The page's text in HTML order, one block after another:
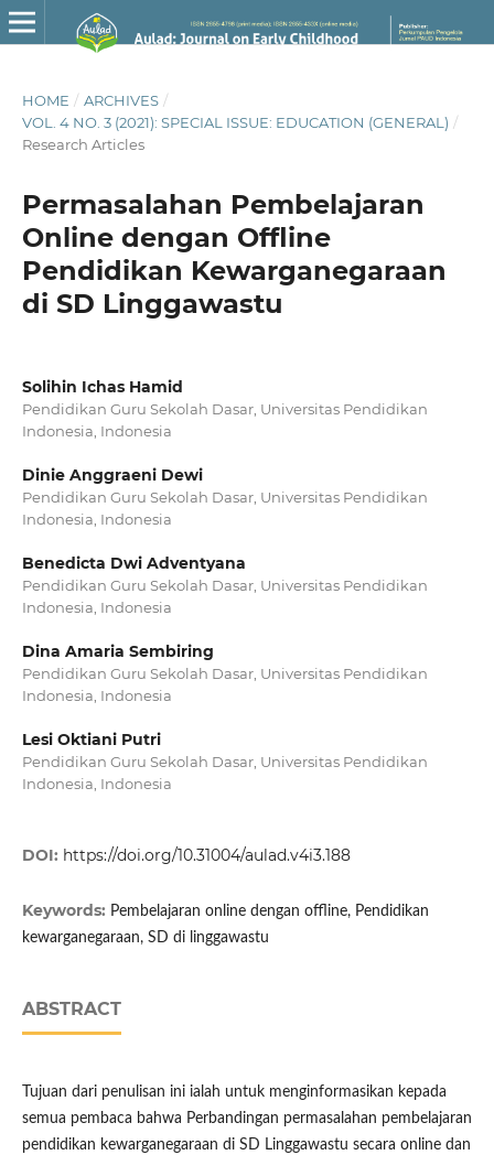
HOME / ARCHIVES /
VOL. 4 NO. 3 (2021): SPECIAL ISSUE: EDUCATION (GENERAL) /
Research Articles
Permasalahan Pembelajaran
Online dengan Offline
Pendidikan Kewarganegaraan
di SD Linggawastu
Solihin Ichas Hamid
Pendidikan Guru Sekolah Dasar, Universitas Pendidikan
Indonesia, Indonesia
Dinie Anggraeni Dewi
Pendidikan Guru Sekolah Dasar, Universitas Pendidikan
Indonesia, Indonesia
Benedicta Dwi Adventyana
Pendidikan Guru Sekolah Dasar, Universitas Pendidikan
Indonesia, Indonesia
Dina Amaria Sembiring
Pendidikan Guru Sekolah Dasar, Universitas Pendidikan
Indonesia, Indonesia
Lesi Oktiani Putri
Pendidikan Guru Sekolah Dasar, Universitas Pendidikan
Indonesia, Indonesia
DOI: https://doi.org/10.31004/aulad.v4i3.188
Keywords: Pembelajaran online dengan offline, Pendidikan
kewarganegaraan, SD di linggawastu
ABSTRACT
Tujuan dari penulisan ini ialah untuk menginformasikan kepada
semua pembaca bahwa Perbandingan permasalahan pembelajaran
pendidikan kewarganegaraan di SD Linggawastu secara online dan